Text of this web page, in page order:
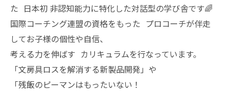
た 日本初 非認知能力に特化した対話型の学び舎です🌈
国際コーチング連盟の資格をもった プロコーチが伴走
してお子様の個性や自信、
考える力を伸ばす カリキュラムを行なっています。
「文房具ロスを解消する新製品開発」や
「残飯のピーマンはもったいない！